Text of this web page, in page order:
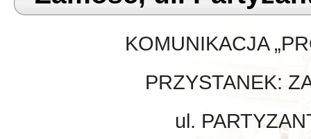
KOMUNIKACJA
PRZYSTANEK:
ul.